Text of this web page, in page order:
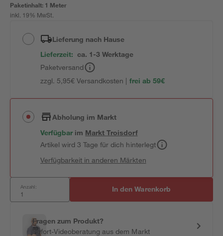
Paketinhalt: 1 Meter
inkl. 19% MwSt.
Lieferung nach Hause
Lieferzeit: ca. 1-3 Werktage
Paketversand
zzgl. 5,95€ Versandkosten | frei ab 59€
Abholung im Markt
Verfügbar im MarktTroisdorf
Artikel wird 3 Tage für dich hinterlegt
Verfügbarkeit in anderen Märkten
Anzahl: In den Warenkorb
Fragen zum Produkt?
Sofort-Videoberatung aus dem Markt